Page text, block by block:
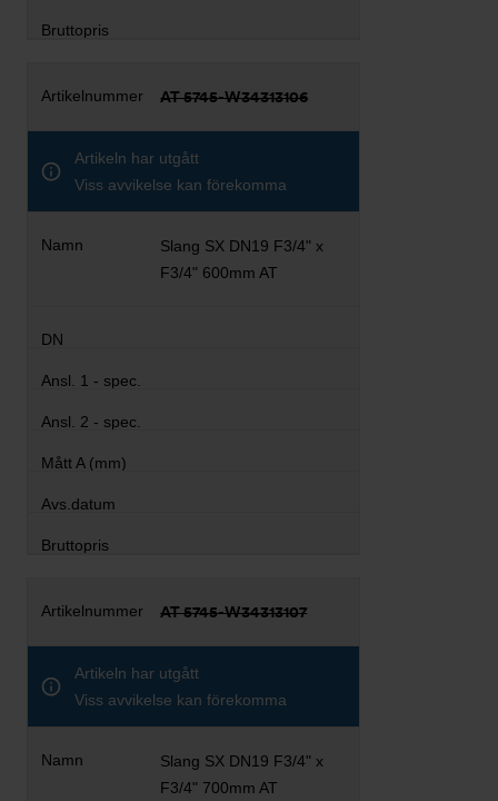
AT 5745-W34313106
Artikeln har utgått
Viss avvikelse kan förekomma
Slang SX DN19 F3/4" x
F3/4" 600mm AT
AT 5745-W34313107
Artikeln har utgått
Viss avvikelse kan förekomma
Slang SX DN19 F3/4" x
F3/4" 700mm AT